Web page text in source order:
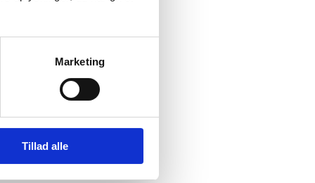
Marketing
Tillad alle